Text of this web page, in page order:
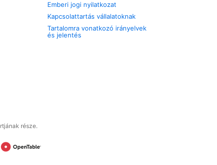
Emberi jogi nyilatkozat
Kapcsolattartás vállalatoknak
Tartalomra vonatkozó irányelvek
és jelentés
része.